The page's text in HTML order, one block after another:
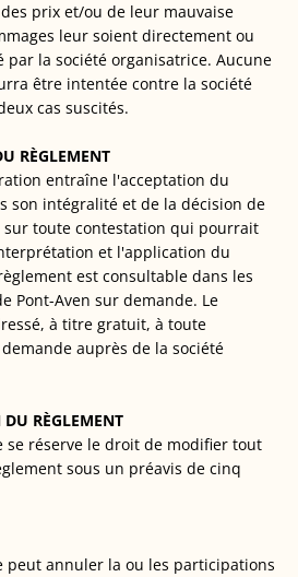
prix et/ou de leur mauvaise
leur soient directement ou
par la société organisatrice. Aucune
être intentée contre la société
cas suscités.
RÈGLEMENT
entraîne l'acceptation du
son intégralité et de la décision de
sur toute contestation qui pourrait
et l'application du
est consultable dans les
Pont-Aven sur demande. Le
à titre gratuit, à toute
auprès de la société
RÈGLEMENT
se réserve le droit de modifier tout
sous un préavis de cinq
peut annuler la ou les participations